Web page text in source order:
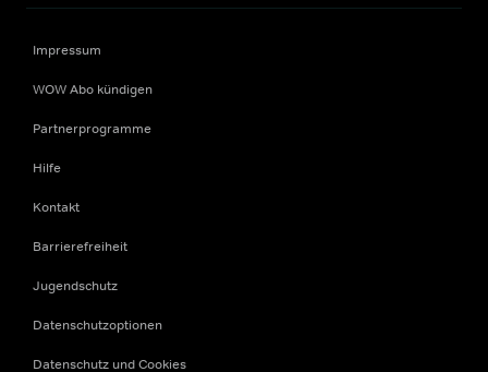
Impressum
WOW Abo kündigen
Partnerprogramme
Hilfe
Kontakt
Barrierefreiheit
Jugendschutz
Datenschutzoptionen
Datenschutz und Cookies